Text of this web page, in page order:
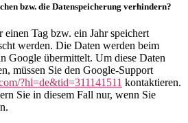
bzw. die Datenspeicherung verhindern?
Tag bzw. ein Jahr speichert
werden. Die Daten werden beim
Google übermittelt. Um diese Daten
müssen Sie den Google-Support
?hl=de&tid=311141511 kontaktieren.
Sie in diesem Fall nur, wenn Sie